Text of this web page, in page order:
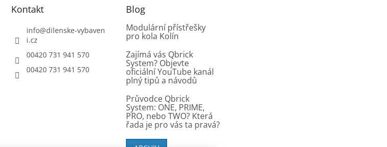
Kontakt
info@dilenske-vybaven
i.cz
00420 731 941 570
00420 731 941 570
Blog
Modulární přístřešky
pro kola Kolín
Zajímá vás Qbrick
System? Objevte
oficiální YouTube kanál
plný tipů a návodů
Průvodce Qbrick
System: ONE, PRIME,
PRO, nebo TWO? Která
řada je pro vás ta pravá?